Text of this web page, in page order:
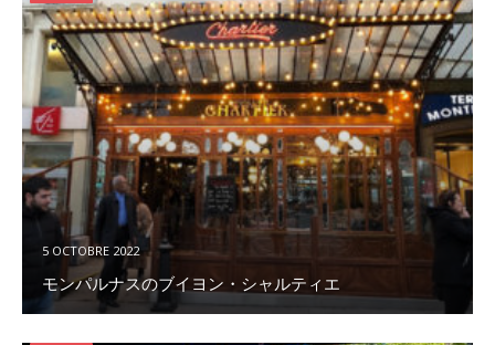
5 OCTOBRE 2022
モンパルナスのブイヨン・シャルティエ